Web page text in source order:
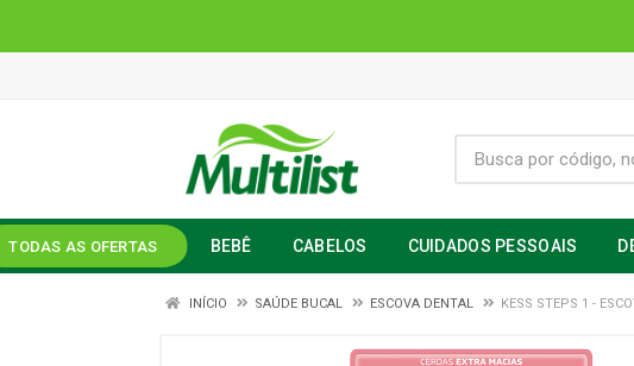
TODAS AS OFERTAS BEBÊ CABELOS CUIDADOS PESSOAIS
INÍCIO SAÚDE BUCAL ESCOVA DENTAL KESS STEPS 1 -